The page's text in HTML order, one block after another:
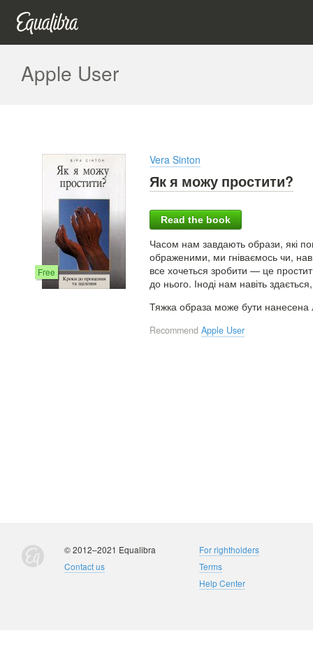
Apple User
Free
Vera Sinton
Як я можу простити?
Read the book
Часом нам завдають образи, які
ображеними, ми гніваємось чи,
все хочеться зробити — це
до нього. Іноді нам навіть
Тяжка образа може бути нанесена
Recommend Apple User
© 2012–2021 Equalibra
Contact us
For rightholders
Terms
Help Center